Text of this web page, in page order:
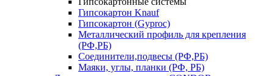
Гипсокартон Knauf
Гипсокартон (Gyproc)
Металлический профиль для крепления
(РФ,РБ)
Соединители,подвесы (РФ,РБ)
Маяки, углы, планки (РФ, РБ)